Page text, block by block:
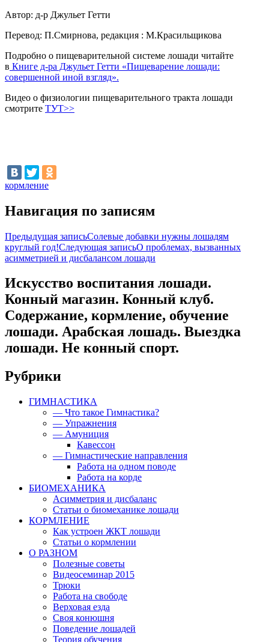
Автор: д-р Джульет Гетти
Перевод: П.Смирнова, редакция : М.Красильщикова
Подробно о пищеварительной системе лошади читайте
в Книге д-ра Джульет Гетти «Пищеварение лошади:
совершенной иной взгляд».
Видео о физиологии пищеварительного тракта лошади
смотрите ТУТ>>
кормление
Навигация по записям
Предыдущая записьСолевые добавки нужны лошадям
круглый год!Следующая записьО проблемах, вызванных
асимметрией и дисбалансом лошади
Искусство воспитания лошади.
Конный магазин. Конный клуб.
Содержание, кормление, обучение
лошади. Арабская лошадь. Выездка
лошади. Не конный спорт.
Рубрики
ГИМНАСТИКА
— Что такое Гимнастика?
— Упражнения
— Амуниция
Кавессон
— Гимнастические направления
Работа на одном поводе
Работа на корде
БИОМЕХАНИКА
Асимметрия и дисбаланс
Статьи о биомеханике лошади
КОРМЛЕНИЕ
Как устроен ЖКТ лошади
Статьи о кормлении
О РАЗНОМ
Полезные советы
Видеосеминар 2015
Трюки
Работа на свободе
Верховая езда
Своя конюшня
Поведение лошадей
Теория обучения